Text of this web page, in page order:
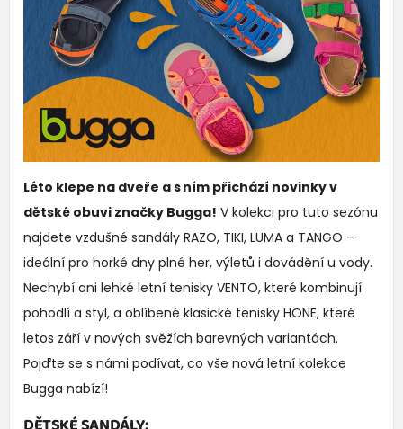
Léto klepe na dveře a s ním přichází novinky v
dětské obuvi značky Bugga! V kolekci pro tuto sezónu
najdete vzdušné sandály RAZO, TIKI, LUMA a TANGO –
ideální pro horké dny plné her, výletů i dovádění u vody.
Nechybí ani lehké letní tenisky VENTO, které kombinují
pohodlí a styl, a oblíbené klasické tenisky HONE, které
letos září v nových svěžích barevných variantách.
Pojďte se s námi podívat, co vše nová letní kolekce
Bugga nabízí!